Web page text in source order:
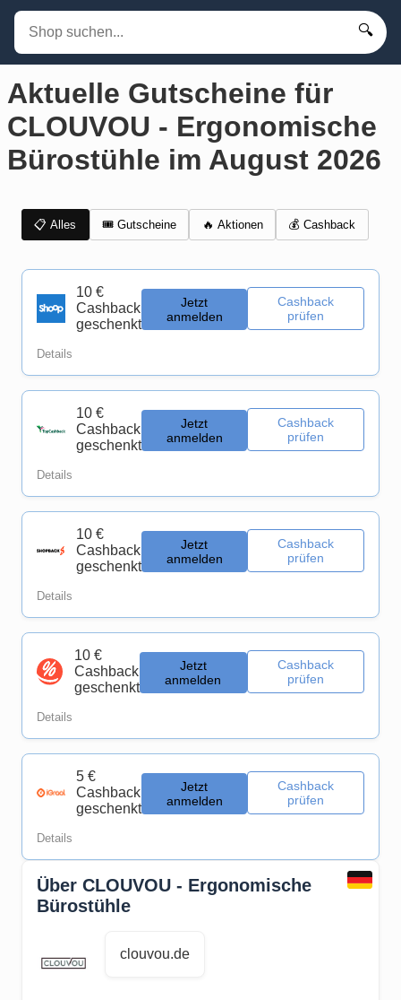
🔍
Aktuelle Gutscheine für
CLOUVOU - Ergonomische
Bürostühle im August 2026
📋 Alles 🎟️ Gutscheine 🔥 Aktionen 💰 Cashback
10 €
Cashback
geschenkt
Jetzt
anmelden
Cashback
prüfen
Details
10 €
Cashback
geschenkt
Jetzt
anmelden
Cashback
prüfen
Details
10 €
Cashback
geschenkt
Jetzt
anmelden
Cashback
prüfen
Details
10 €
Cashback
geschenkt
Jetzt
anmelden
Cashback
prüfen
Details
5 €
Cashback
geschenkt
Jetzt
anmelden
Cashback
prüfen
Details
Über CLOUVOU - Ergonomische
Bürostühle
clouvou.de